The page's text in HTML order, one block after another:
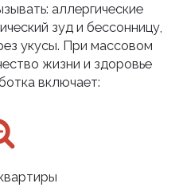
аллергические
зуд и бессонницу,
укусы. При массовом
жизни и здоровье
включает: